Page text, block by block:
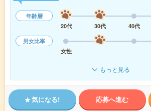
年齢層
20代
30代 40代
男女比率
女性
もっと見る
気になる! 応募へ進む